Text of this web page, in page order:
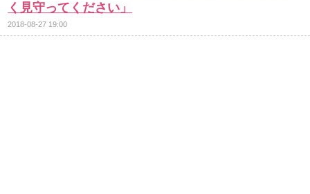
く見守ってください」
2018-08-27 19:00